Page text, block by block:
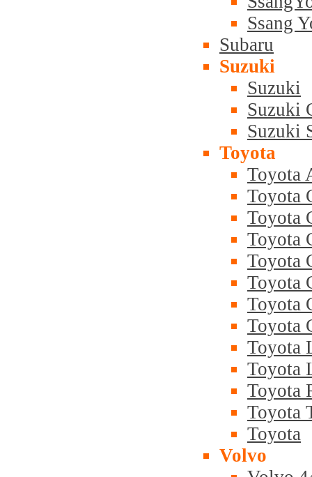
Ssang
Subaru
Suzuki
Suzuki
Suzuki
Suzuki
Toyota
Toyota
Toyota
Toyota
Toyota
Toyota
Toyota
Toyota
Toyota
Toyota
Toyota
Toyota
Toyota
Toyota
Volvo